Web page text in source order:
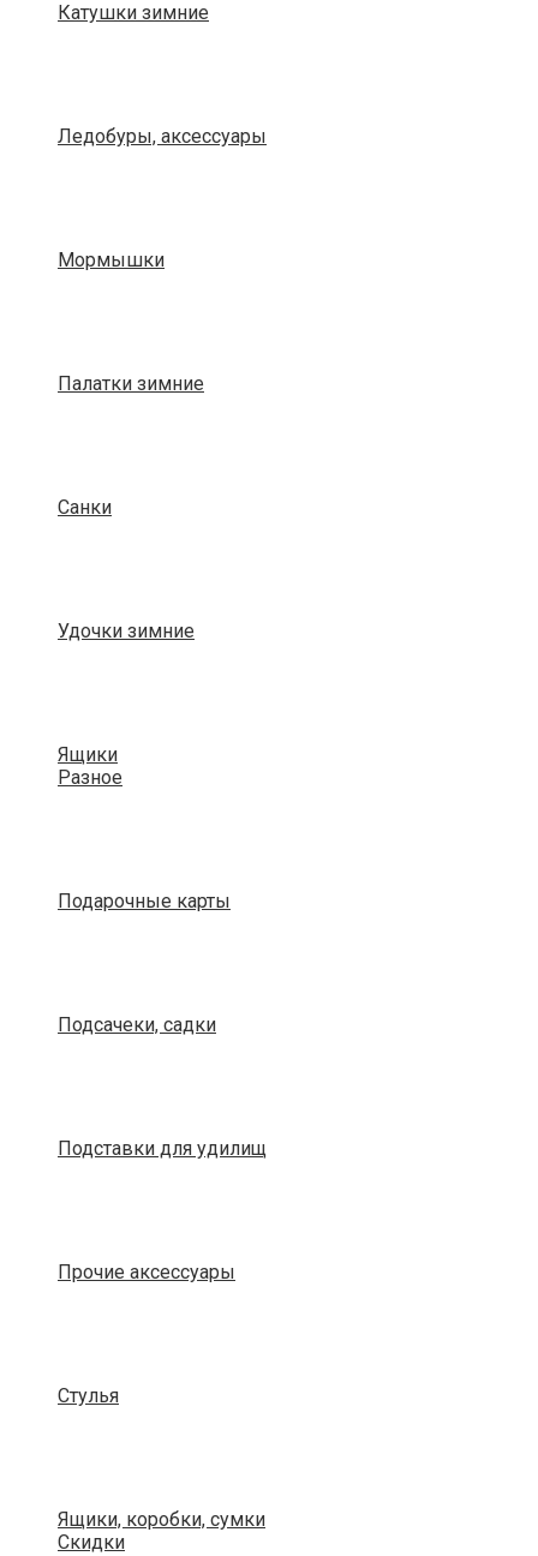
Катушки зимние
Ледобуры, аксессуары
Мормышки
Палатки зимние
Санки
Удочки зимние
Ящики
Разное
Подарочные карты
Подсачеки, садки
Подставки для удилищ
Прочие аксессуары
Стулья
Ящики, коробки, сумки
Скидки